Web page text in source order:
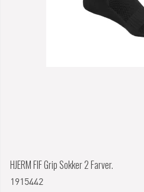
HJERM FIF Grip Sokker 2 Farver.
1915442